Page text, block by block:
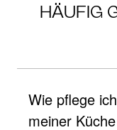
HÄUFIG
Wie pflege
meiner Küche